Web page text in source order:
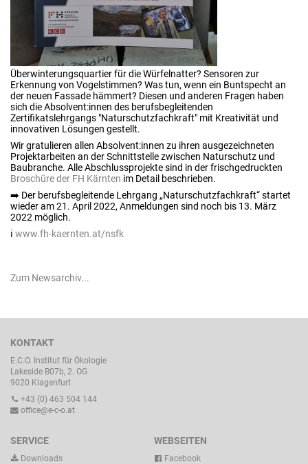
Überwinterungsquartier für die Würfelnatter? Sensoren zur
Erkennung von Vogelstimmen? Was tun, wenn ein Buntspecht an
der neuen Fassade hämmert? Diesen und anderen Fragen haben
sich die Absolvent:innen des berufsbegleitenden
Zertifikatslehrgangs "Naturschutzfachkraft" mit Kreativität und
innovativen Lösungen gestellt.
Wir gratulieren allen Absolvent:innen zu ihren ausgezeichneten
Projektarbeiten an der Schnittstelle zwischen Naturschutz und
Baubranche. Alle Abschlussprojekte sind in der frischgedruckten
Broschüre der FH Kärnten im Detail beschrieben.
➡️ Der berufsbegleitende Lehrgang „Naturschutzfachkraft“ startet
wieder am 21. April 2022, Anmeldungen sind noch bis 13. März
2022 möglich.
ℹ️ www.fh-kaernten.at/nsfk
Zum Newsarchiv...
KONTAKT
E.C.O. Institut für Ökologie
Lakeside B07b, 2. OG
9020 Klagenfurt
+43 (0) 463 504 144
office@e-c-o.at
SERVICE
Downloads
WEBSEITEN
Facebook